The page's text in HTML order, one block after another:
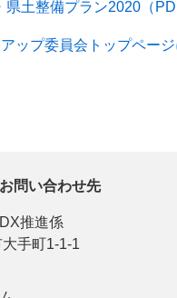
土整備プラン2020（
ップ委員会トップページ
問い合わせ先
推進係
手町1-1-1